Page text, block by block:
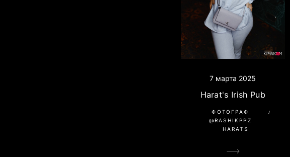
7 марта 2025
Harat's Irish Pub
ФОТОГРАФ
@RASHIKPPZ
HARATS